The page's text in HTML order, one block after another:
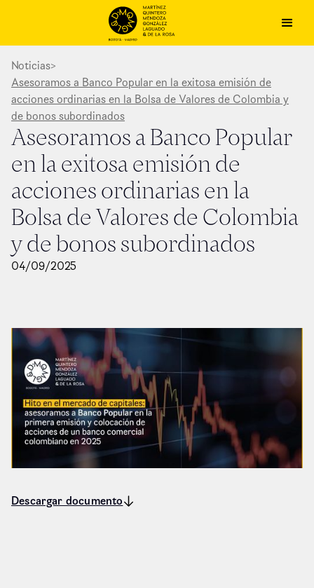
Noticias>
Asesoramos a Banco Popular en la exitosa emisión de
acciones ordinarias en la Bolsa de Valores de Colombia y
de bonos subordinados
Asesoramos a Banco Popular
en la exitosa emisión de
acciones ordinarias en la
Bolsa de Valores de Colombia
y de bonos subordinados
04/09/2025
Descargar documento